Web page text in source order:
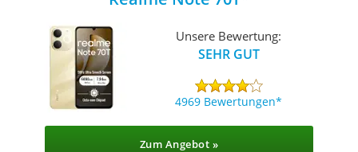
Unsere Bewertung:
SEHR GUT
4969 Bewertungen
Zum Angebot »